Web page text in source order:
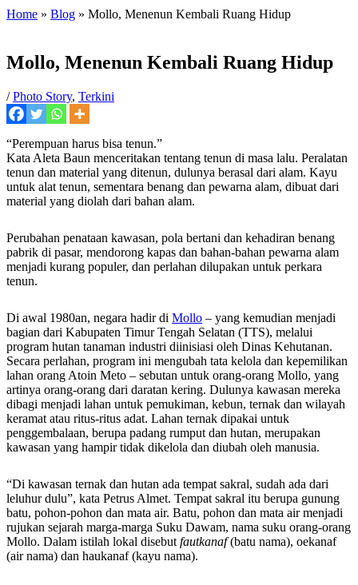
Home » Blog » Mollo, Menenun Kembali Ruang Hidup
Mollo, Menenun Kembali Ruang Hidup
/Photo Story, Terkini
“Perempuan harus bisa tenun.”
Kata Aleta Baun menceritakan tentang tenun di masa lalu. Peralatan
tenun dan material yang ditenun, dulunya berasal dari alam. Kayu
untuk alat tenun, sementara benang dan pewarna alam, dibuat dari
material yang diolah dari bahan alam.
Perubahan penataan kawasan, pola bertani dan kehadiran benang
pabrik di pasar, mendorong kapas dan bahan-bahan pewarna alam
menjadi kurang populer, dan perlahan dilupakan untuk perkara
tenun.
Di awal 1980an, negara hadir di Mollo – yang kemudian menjadi
bagian dari Kabupaten Timur Tengah Selatan (TTS), melalui
program hutan tanaman industri diinisiasi oleh Dinas Kehutanan.
Secara perlahan, program ini mengubah tata kelola dan kepemilikan
lahan orang Atoin Meto – sebutan untuk orang-orang Mollo, yang
artinya orang-orang dari daratan kering. Dulunya kawasan mereka
dibagi menjadi lahan untuk pemukiman, kebun, ternak dan wilayah
keramat atau ritus-ritus adat. Lahan ternak dipakai untuk
penggembalaan, berupa padang rumput dan hutan, merupakan
kawasan yang hampir tidak dikelola dan diubah oleh manusia.
“Di kawasan ternak dan hutan ada tempat sakral, sudah ada dari
leluhur dulu”, kata Petrus Almet. Tempat sakral itu berupa gunung
batu, pohon-pohon dan mata air. Batu, pohon dan mata air menjadi
rujukan sejarah marga-marga Suku Dawam, nama suku orang-orang
Mollo. Dalam istilah lokal disebut fautkanaf(batu nama), oekanaf
(air nama) dan haukanaf (kayu nama).